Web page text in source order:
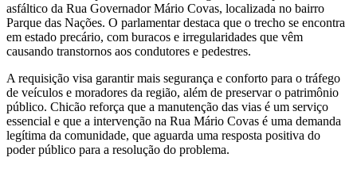
asfáltico da Rua Governador Mário Covas, localizada no bairro
Parque das Nações. O parlamentar destaca que o trecho se encontra
em estado precário, com buracos e irregularidades que vêm
causando transtornos aos condutores e pedestres.
A requisição visa garantir mais segurança e conforto para o tráfego
de veículos e moradores da região, além de preservar o patrimônio
público. Chicão reforça que a manutenção das vias é um serviço
essencial e que a intervenção na Rua Mário Covas é uma demanda
legítima da comunidade, que aguarda uma resposta positiva do
poder público para a resolução do problema.